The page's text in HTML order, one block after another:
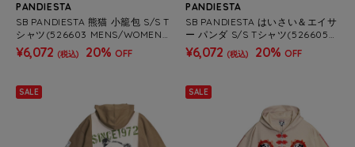
PANDIESTA
SB PANDIESTA 熊猫 小籠包 S/S T
シャツ(526603 MENS/WOMEN
S）
¥6,072 (税込) 20% OFF
PANDIESTA
SB PANDIESTA はいさい＆エイサ
ー パンダ S/S Tシャツ(526605
MENS/WOMENS）
¥6,072 (税込) 20% OFF
SALE SALE